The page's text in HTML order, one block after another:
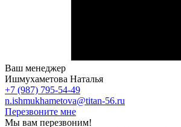
Ваш менеджер
Ишмухаметова Наталья
+7 (987) 795-54-49
n.ishmukhametova@titan-56.ru
Перезвоните мне
Мы вам перезвоним!